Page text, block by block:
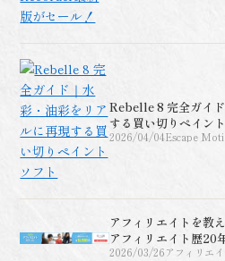
Rebelle 8 完全ガイ
する買い切りペイン
2026/04/04Escape
Painter(フレ
アフィリエイトを教
アフィリエイト歴20
2026/03/26アフィリエ